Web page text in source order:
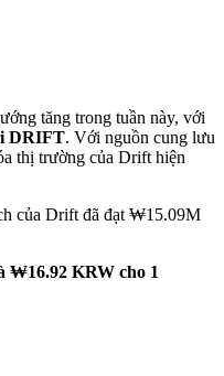
thế chấp
loại quý và hàng hóa
tăng trong tuần này, với
DRIFT. Với nguồn cung lưu
thị trường của Drift hiện
của Drift đã đạt ₩15.09M
₩16.92 KRW cho 1